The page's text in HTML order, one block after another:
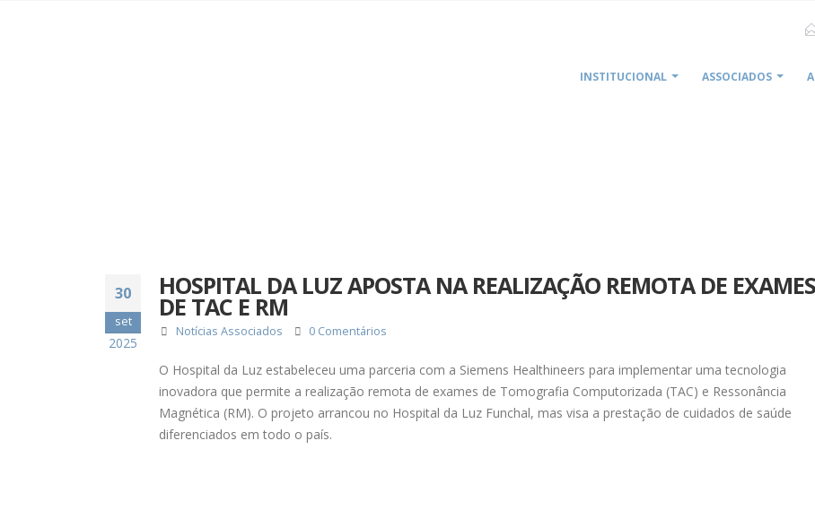
INSTITUCIONAL ASSOCIADOS
30
set
2025
HOSPITAL DA LUZ APOSTA NA REALIZAÇÃO REMOTA DE EXAMES
DE TAC E RM
Notícias Associados 0 Comentários
O Hospital da Luz estabeleceu uma parceria com a Siemens Healthineers para implementar uma tecnologia
inovadora que permite a realização remota de exames de Tomografia Computorizada (TAC) e Ressonância
Magnética (RM). O projeto arrancou no Hospital da Luz Funchal, mas visa a prestação de cuidados de saúde
diferenciados em todo o país.